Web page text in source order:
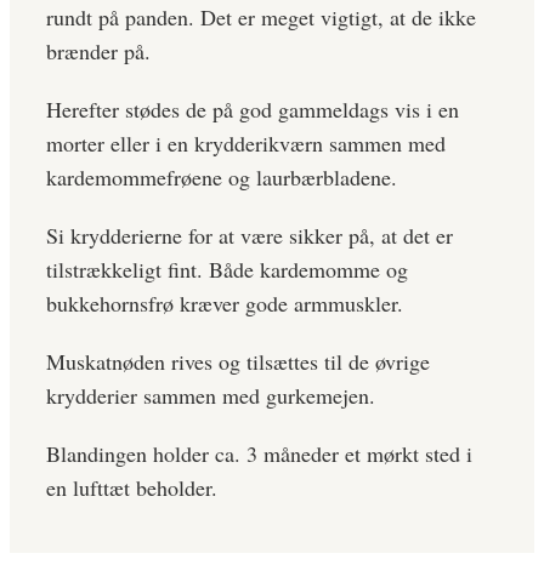
rundt på panden. Det er meget vigtigt, at de ikke
brænder på.
Herefter stødes de på god gammeldags vis i en
morter eller i en krydderikværn sammen med
kardemommefrøene og laurbærbladene.
Si krydderierne for at være sikker på, at det er
tilstrækkeligt fint. Både kardemomme og
bukkehornsfrø kræver gode armmuskler.
Muskatnøden rives og tilsættes til de øvrige
krydderier sammen med gurkemejen.
Blandingen holder ca. 3 måneder et mørkt sted i
en lufttæt beholder.